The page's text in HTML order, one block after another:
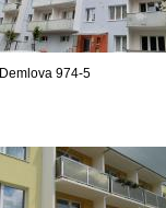
Demlova 974-5